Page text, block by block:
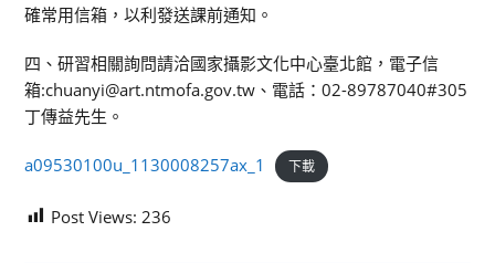
確常用信箱，以利發送課前通知。
四、研習相關詢問請洽國家攝影文化中心臺北館，電子信
箱:chuanyi@art.ntmofa.gov.tw、電話：02-89787040#305
丁傳益先生。
a09530100u_1130008257ax_1 下載
Post Views: 236